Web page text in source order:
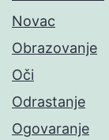
Novac
Obrazovanje
Oči
Odrastanje
Ogovaranje